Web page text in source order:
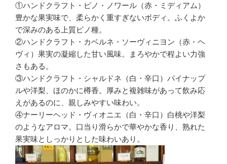
①ハンドクラフト・ピノ・ノワール（赤・ミディアム）
豊かな果実味で、柔らかく重すぎないボディ。ふくよか
で深みのある上質ピノ種。
②ハンドクラフト・カベルネ・ソーヴィニヨン（赤・ヘ
ヴィ）果実の凝縮した甘い風味。まろやかで程よい力強
さもある。
③ハンドクラフト・シャルドネ（白・辛口）パイナップ
ルや洋梨、ほのかに樽香。厚みと複雑味があって飲み応
えがあるのに、親しみやすい味わい。
④ナーリーヘッド・ヴィオニエ（白・辛口）白桃や洋梨
のようなアロマ。口当り滑らかで華やかな香り、熟れた
果実味としっかりとした味わいあり。